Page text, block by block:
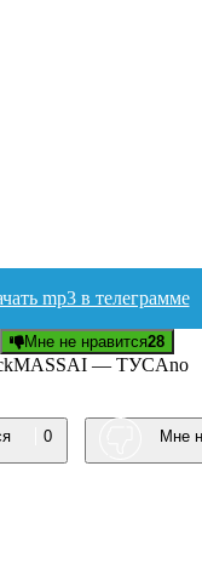
mp3 в телеграмме
Мне не нравится28
МАSSАI — TУCAno
0 Мне